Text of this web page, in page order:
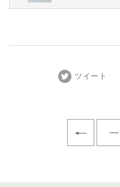
ツイート